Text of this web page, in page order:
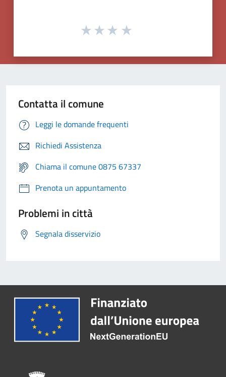
Contatta il comune
Leggi le domande frequenti
Richiedi Assistenza
Chiama il comune 0875 67337
Prenota un appuntamento
Problemi in città
Segnala disservizio